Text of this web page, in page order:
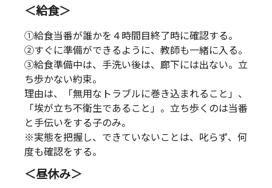
＜給食＞
①給食当番が誰かを４時間目終了時に確認する。
②すぐに準備ができるように、教師も一緒に入る。
③給食準備中は、手洗い後は、廊下には出ない。立
ち歩かない約束。
理由は、「無用なトラブルに巻き込まれること」、
「埃が立ち不衛生であること」。立ち歩くのは当番
と手伝いをする子のみ。
※実態を把握し、できていないことは、叱らず、何
度も確認をする。
＜昼休み＞